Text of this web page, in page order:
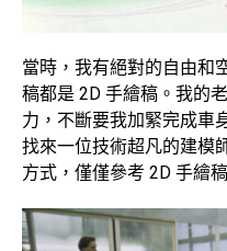
當時，我有絕對的自由和
稿都是 2D 手繪稿。我的
力，不斷要我加緊完成車
找來一位技術超凡的建模
方式，僅僅參考 2D 手繪